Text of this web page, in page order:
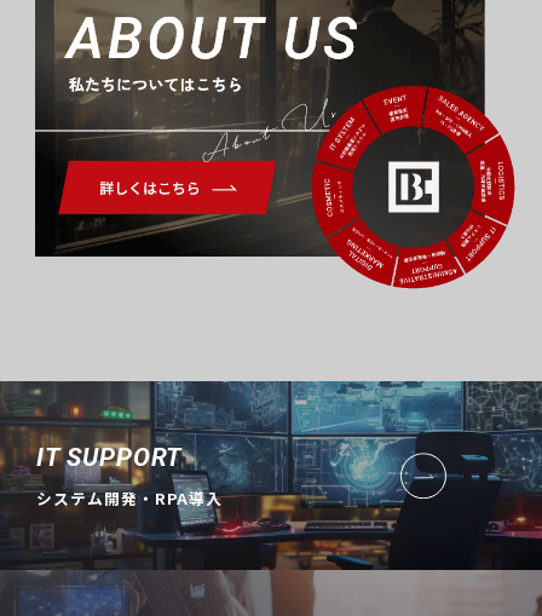
About Us
IT SUPPORT
システム開発・RPA導入